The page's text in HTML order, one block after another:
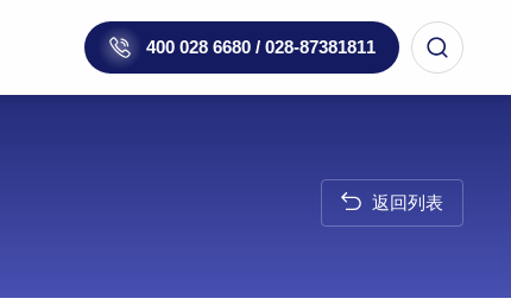
400 028 6680 / 028-87381811
返回列表